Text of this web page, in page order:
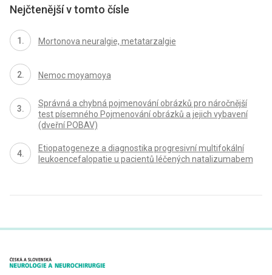
Nejčtenější v tomto čísle
Mortonova neuralgie, metatarzalgie
Nemoc moyamoya
Správná a chybná pojmenování obrázků pro náročnější
test písemného Pojmenování obrázků a jejich vybavení
(dveřní POBAV)
Etiopatogeneze a diagnostika progresivní multifokální
leukoencefalopatie u pacientů léčených natalizumabem
proLékaře.cz